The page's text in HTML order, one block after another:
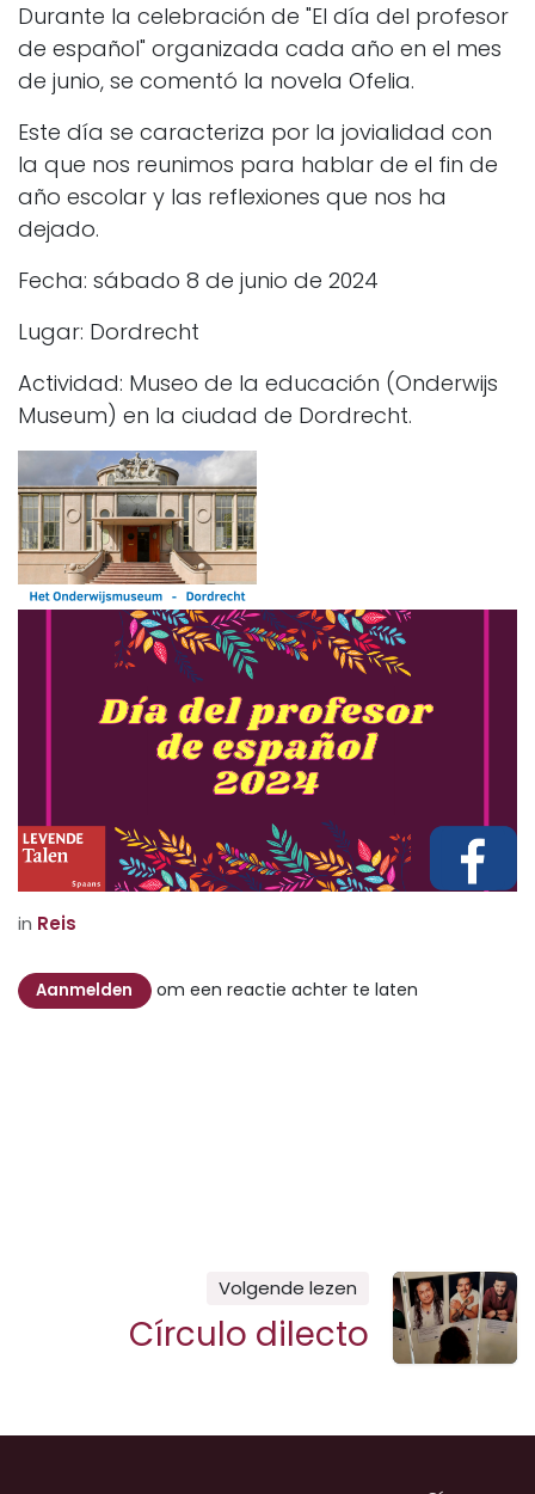
Durante la celebración de "El día del profesor
de español" organizada cada año en el mes
de junio, se comentó la novela Ofelia.
Este día se caracteriza por la jovialidad con
la que nos reunimos para hablar de el fin de
año escolar y las reflexiones que nos ha
dejado.
Fecha: sábado 8 de junio de 2024
Lugar: Dordrecht
Actividad: Museo de la educación (Onderwijs
Museum) en la ciudad de Dordrecht.
in Reis
Aanmelden om een reactie achter te laten
Volgende lezen
Círculo dilecto